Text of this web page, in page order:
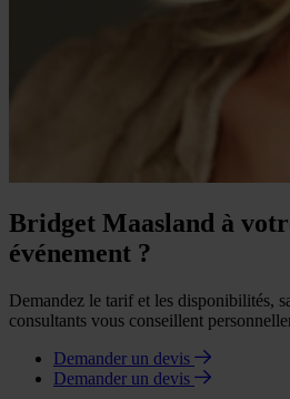
Bridget Maasland à
événement ?
Demandez le tarif et les disponibilités,
consultants vous conseillent
Demander un devis
Demander un devis